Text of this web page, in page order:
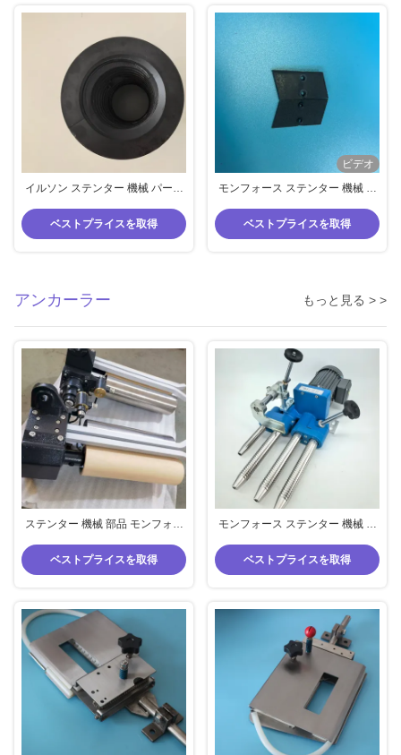
イルソン ステンター 機械 パーツ
料 Tr50*8.47 内径 45.2mm
ベストプライスを取得
ビデオ
モンフォース ステンター 機械 コ
ル ブッシュ 銅線シート
ベストプライスを取得
アンカーラー もっと見る > >
ステンター 機械 部品 モンフォー
ローラー ゴム 材料 ローラー
ベストプライスを取得
モンフォース ステンター 機械 部
SS 304 織物 編み物
ベストプライスを取得